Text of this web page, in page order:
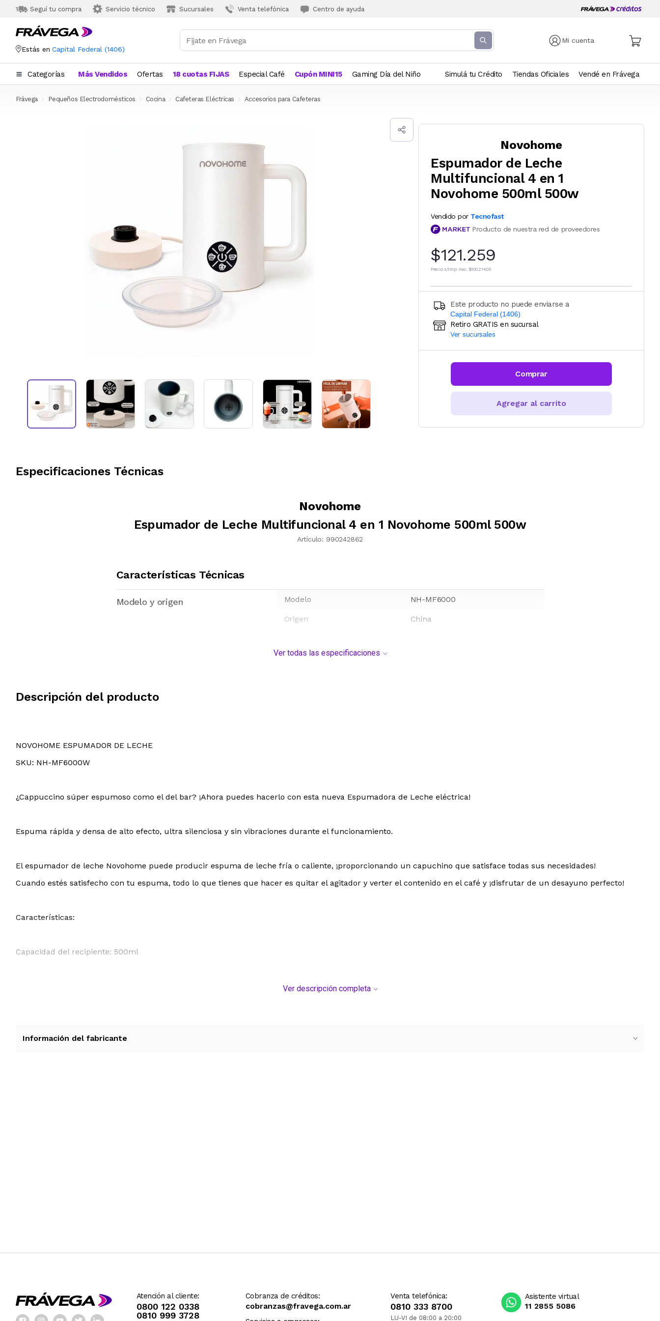
Seguí tu compra Servicio técnico Sucursales Venta telefónica Centro de ayuda
Mi cuenta
Estás en Capital Federal (1406)
Categorías Más Vendidos Ofertas 18 cuotas FIJAS Especial Café Cupón MINI15 Gaming Día del Niño Simulá tu Crédito Tiendas Oficiales Vendé en Frávega
Frávega Pequeños Electrodomésticos Cocina Cafeteras Eléctricas Accesorios para Cafeteras
Novohome
Espumador de Leche
Multifuncional 4 en 1
Novohome 500ml 500w
Vendido por Tecnofast
Producto de nuestra red de proveedores
$121.259
Precio s/imp. nac. $100.214,05
Este producto no puede enviarse a
Capital Federal (1406)
Ingresá código postal (sólo números)
Retiro GRATIS en sucursal
Ver sucursales
Comprar
Agregar al carrito
Especificaciones Técnicas
Novohome
Espumador de Leche Multifuncional 4 en 1 Novohome 500ml 500w
Artículo: 990242862
Características Técnicas
Modelo y origen Modelo NH-MF6000
Origen China
Ver todas las especificaciones
Descripción del producto
NOVOHOME ESPUMADOR DE LECHE
SKU: NH-MF6000W
¿Cappuccino súper espumoso como el del bar? ¡Ahora puedes hacerlo con esta nueva Espumadora de Leche eléctrica!
Espuma rápida y densa de alto efecto, ultra silenciosa y sin vibraciones durante el funcionamiento.
El espumador de leche Novohome puede producir espuma de leche fría o caliente, ¡proporcionando un capuchino que satisface todas sus necesidades!
Cuando estés satisfecho con tu espuma, todo lo que tienes que hacer es quitar el agitador y verter el contenido en el café y ¡disfrutar de un desayuno perfecto!
Características:
Capacidad del recipiente: 500ml
12 MESES DE GARANTIA CON LA MARCA
Ver descripción completa
Información del fabricante
Atención al cliente:
0800 122 0338
0810 999 3728
Cobranza de créditos:
cobranzas@fravega.com.ar
Venta telefónica:
0810 333 8700
LU-VI de 08:00 a 20:00
Asistente virtual
11 2855 5086